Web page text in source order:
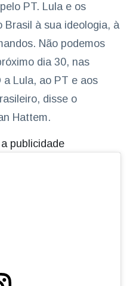
PT. Lula e os
Brasil à sua ideologia, à
Não podemos
dia 30, nas
a Lula, ao PT e aos
disse o
Hattem.
publicidade